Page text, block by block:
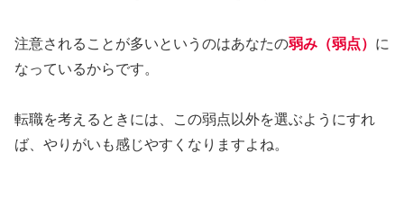
注意されることが多いというのはあなたの弱み（弱点） に
なっているからです。
転職を考えるときには、この弱点以外を選ぶようにすれ
ば、やりがいも感じやすくなりますよね。